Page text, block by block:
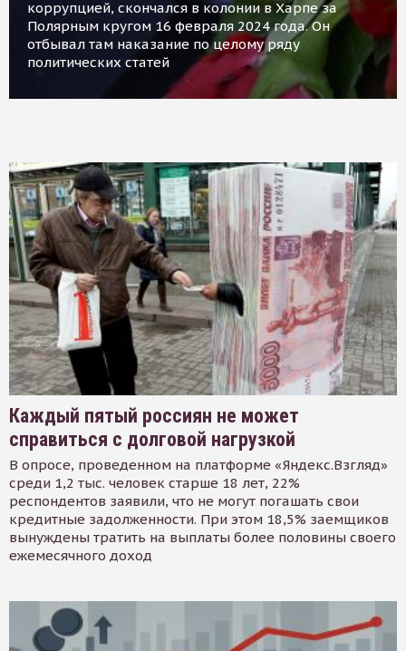
коррупцией, скончался в колонии в Харпе за
Полярным кругом 16 февраля 2024 года. Он
отбывал там наказание по целому ряду
политических статей
Каждый пятый россиян не может
справиться с долговой нагрузкой
В опросе, проведенном на платформе «Яндекс.Взгляд»
среди 1,2 тыс. человек старше 18 лет, 22%
респондентов заявили, что не могут погашать свои
кредитные задолженности. При этом 18,5% заемщиков
вынуждены тратить на выплаты более половины своего
ежемесячного доход